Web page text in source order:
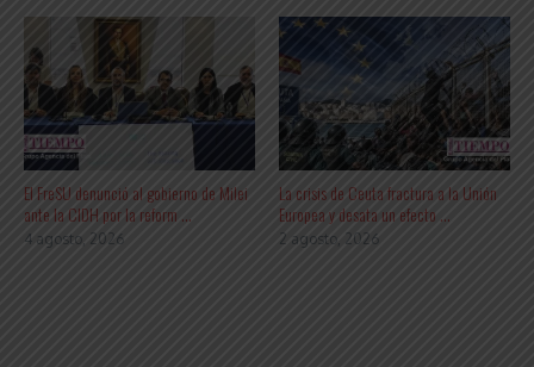
El FreSU denunció al gobierno de Milei
ante la CIDH por la reform ...
4 agosto, 2026
La crisis de Ceuta fractura a la Unión
Europea y desata un efecto ...
2 agosto, 2026